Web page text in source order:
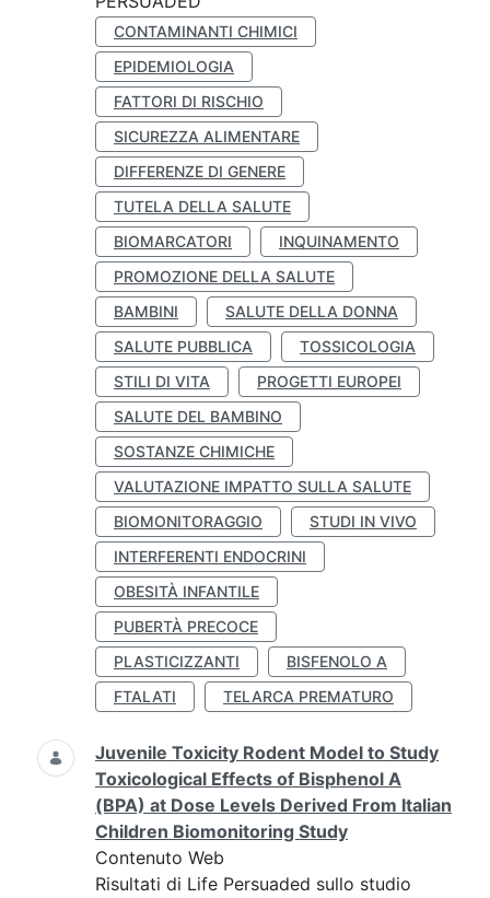
CONTAMINANTI CHIMICI
EPIDEMIOLOGIA
FATTORI DI RISCHIO
SICUREZZA ALIMENTARE
DIFFERENZE DI GENERE
TUTELA DELLA SALUTE
BIOMARCATORI
INQUINAMENTO
PROMOZIONE DELLA SALUTE
BAMBINI
SALUTE DELLA DONNA
SALUTE PUBBLICA
TOSSICOLOGIA
STILI DI VITA
PROGETTI EUROPEI
SALUTE DEL BAMBINO
SOSTANZE CHIMICHE
VALUTAZIONE IMPATTO SULLA SALUTE
BIOMONITORAGGIO
STUDI IN VIVO
INTERFERENTI ENDOCRINI
OBESITÀ INFANTILE
PUBERTÀ PRECOCE
PLASTICIZZANTI
BISFENOLO A
FTALATI
TELARCA PREMATURO
Juvenile Toxicity Rodent Model to Study
Toxicological Effects of Bisphenol A
(BPA) at Dose Levels Derived From Italian
Children Biomonitoring Study
Contenuto Web
Risultati di Life Persuaded sullo studio